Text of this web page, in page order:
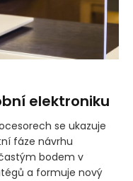
elektroniku
se ukazuje
fáze návrhu
bodem v
a formuje nový